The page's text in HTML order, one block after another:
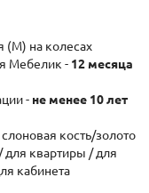
(М) на колесах
Мебелик - 12 месяца
- не менее 10 лет
кость/золото
для квартиры / для
кабинета